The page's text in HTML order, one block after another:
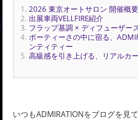
2026 東京オートサロン 開催概要
出展車両VELLFIRE紹介
フラップ基調 × ディフューザー
ポーティーさの中に宿る、
ンティティー
高級感を引き上げる、リアルカ
いつもADMIRATIONをブログを見